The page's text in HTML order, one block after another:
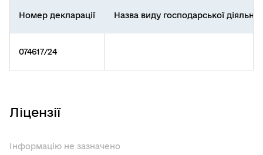
Номер декларації Назва виду господарської
074617/24
Ліцензії
Інформацію не зазначено